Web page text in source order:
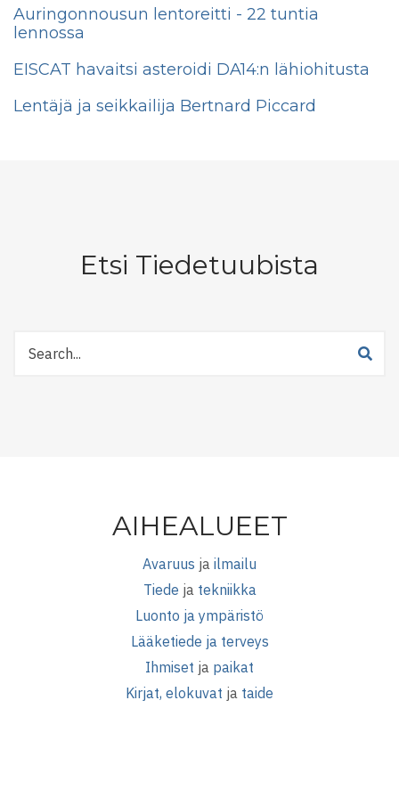
Auringonnousun lentoreitti - 22 tuntia
lennossa
EISCAT havaitsi asteroidi DA14:n lähiohitusta
Lentäjä ja seikkailija Bertnard Piccard
Etsi Tiedetuubista
AIHEALUEET
Avaruus ja ilmailu
Tiede ja tekniikka
Luonto ja ympäristö
Lääketiede ja terveys
Ihmiset ja paikat
Kirjat, elokuvat ja taide